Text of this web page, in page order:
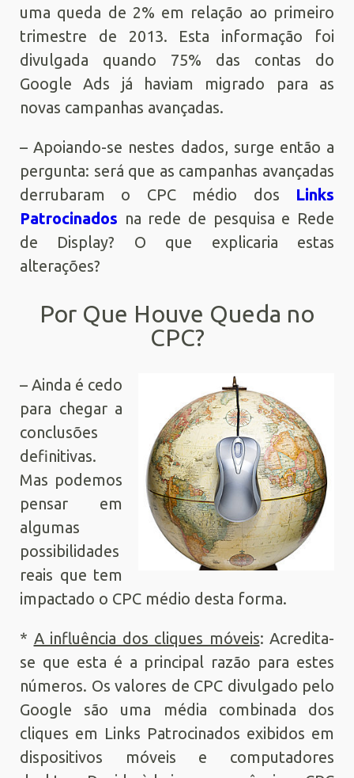
uma queda de 2% em relação ao primeiro
trimestre de 2013. Esta informação foi
divulgada quando 75% das contas do
Google Ads já haviam migrado para as
novas campanhas avançadas.
– Apoiando-se nestes dados, surge então a
pergunta: será que as campanhas avançadas
derrubaram o CPC médio dos Links
Patrocinados na rede de pesquisa e Rede
de Display? O que explicaria estas
alterações?
Por Que Houve Queda no
CPC?
– Ainda é cedo
para chegar a
conclusões
definitivas.
Mas podemos
pensar em
algumas
possibilidades
reais que tem
impactado o CPC médio desta forma.
* A influência dos cliques móveis: Acredita-
se que esta é a principal razão para estes
números. Os valores de CPC divulgado pelo
Google são uma média combinada dos
cliques em Links Patrocinados exibidos em
dispositivos móveis e computadores